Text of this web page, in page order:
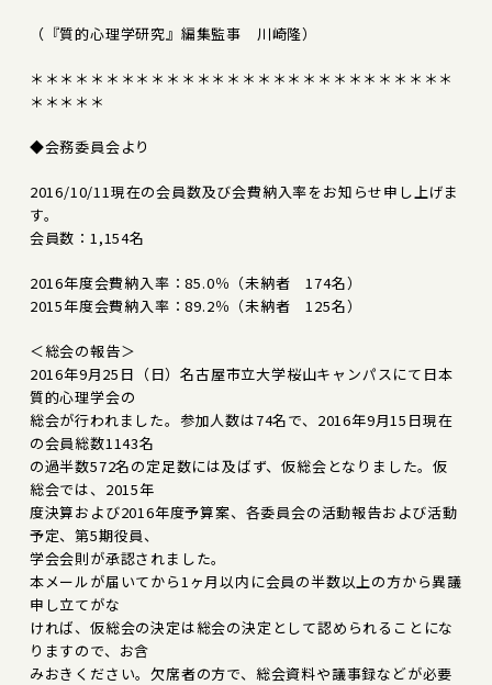
（『質的心理学研究』編集監事 川崎隆）
＊＊＊＊＊＊＊＊＊＊＊＊＊＊＊＊＊＊＊＊＊＊＊＊＊＊＊＊
＊＊＊＊＊
◆会務委員会より
2016/10/11現在の会員数及び会費納入率をお知らせ申し上げま
す。
会員数：1,154名
2016年度会費納入率：85.0％（未納者 174名）
2015年度会費納入率：89.2％（未納者 125名）
＜総会の報告＞
2016年9月25日（日）名古屋市立大学桜山キャンパスにて日本
質的心理学会の
総会が行われました。参加人数は74名で、2016年9月15日現在
の会員総数1143名
の過半数572名の定足数には及ばず、仮総会となりました。仮
総会では、2015年
度決算および2016年度予算案、各委員会の活動報告および活動
予定、第5期役員、
学会会則が承認されました。
本メールが届いてから1ヶ月以内に会員の半数以上の方から異議
申し立てがな
ければ、仮総会の決定は総会の決定として認められることにな
りますので、お含
みおきください。欠席者の方で、総会資料や議事録などが必要